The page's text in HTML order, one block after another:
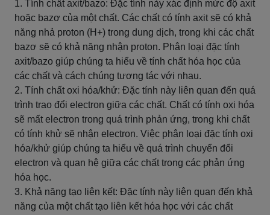
1. Tính chất axit/bazo: Đặc tính này xác định mức độ axit
hoặc bazơ của một chất. Các chất có tính axit sẽ có khả
năng nhả proton (H+) trong dung dịch, trong khi các chất
bazơ sẽ có khả năng nhận proton. Phân loại đặc tính
axit/bazo giúp chúng ta hiểu về tính chất hóa học của
các chất và cách chúng tương tác với nhau.
2. Tính chất oxi hóa/khử: Đặc tính này liên quan đến quá
trình trao đổi electron giữa các chất. Chất có tính oxi hóa
sẽ mất electron trong quá trình phản ứng, trong khi chất
có tính khử sẽ nhận electron. Việc phân loại đặc tính oxi
hóa/khử giúp chúng ta hiểu về quá trình chuyển đổi
electron và quan hệ giữa các chất trong các phản ứng
hóa học.
3. Khả năng tạo liên kết: Đặc tính này liên quan đến khả
năng của một chất tạo liên kết hóa học với các chất